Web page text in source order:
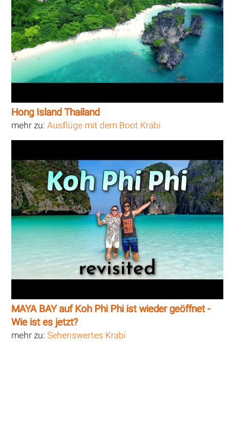
Hong Island Thailand
mehr zu:Ausflüge mit dem Boot Krabi
MAYA BAY auf Koh Phi Phi ist wieder geöffnet -
Wie ist es jetzt?
mehr zu:Sehenswertes Krabi